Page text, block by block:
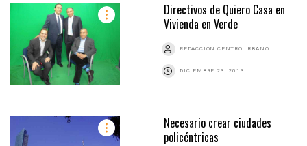
Directivos de Quiero Casa en
Vivienda en Verde
REDACCIÓN CENTRO URBANO
DICIEMBRE 23, 2013
Necesario crear ciudades
policéntricas